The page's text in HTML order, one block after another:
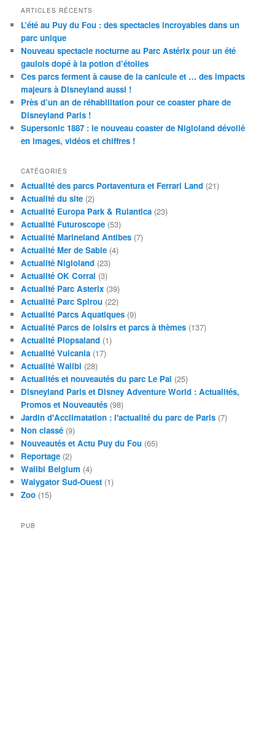
ARTICLES RÉCENTS
L’été au Puy du Fou : des spectacles incroyables dans un
parc unique
Nouveau spectacle nocturne au Parc Astérix pour un été
gaulois dopé à la potion d’étoiles
Ces parcs ferment à cause de la canicule et … des impacts
majeurs à Disneyland aussi !
Près d’un an de réhabilitation pour ce coaster phare de
Disneyland Paris !
Supersonic 1887 : le nouveau coaster de Nigloland dévoilé
en images, vidéos et chiffres !
CATÉGORIES
Actualité des parcs Portaventura et Ferrari Land (21)
Actualité du site (2)
Actualité Europa Park & Rulantica (23)
Actualité Futuroscope (53)
Actualité Marineland Antibes (7)
Actualité Mer de Sable (4)
Actualité Nigloland (23)
Actualité OK Corral (3)
Actualité Parc Asterix (39)
Actualité Parc Spirou (22)
Actualité Parcs Aquatiques (9)
Actualité Parcs de loisirs et parcs à thèmes (137)
Actualité Plopsaland (1)
Actualité Vulcania (17)
Actualité Walibi (28)
Actualités et nouveautés du parc Le Pal (25)
Disneyland Paris et Disney Adventure World : Actualités,
Promos et Nouveautés (98)
Jardin d'Acclimatation : l'actualité du parc de Paris (7)
Non classé (9)
Nouveautés et Actu Puy du Fou (65)
Reportage (2)
Walibi Belgium (4)
Walygator Sud-Ouest (1)
Zoo (15)
PUB